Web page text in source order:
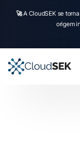
🚀A CloudSEK se
origem